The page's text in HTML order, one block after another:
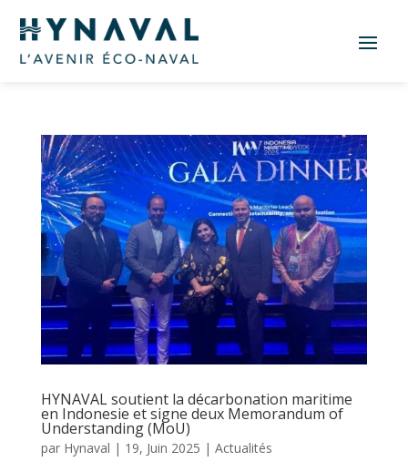
HYNAVAL soutient la décarbonation maritime
en Indonesie et signe deux Memorandum of
Understanding (MoU)
par Hynaval | 19, Juin 2025 | Actualités